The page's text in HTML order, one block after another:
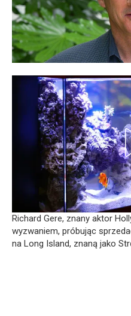
Richard Gere, znany aktor
wyzwaniem, próbując
na Long Island, znaną jako